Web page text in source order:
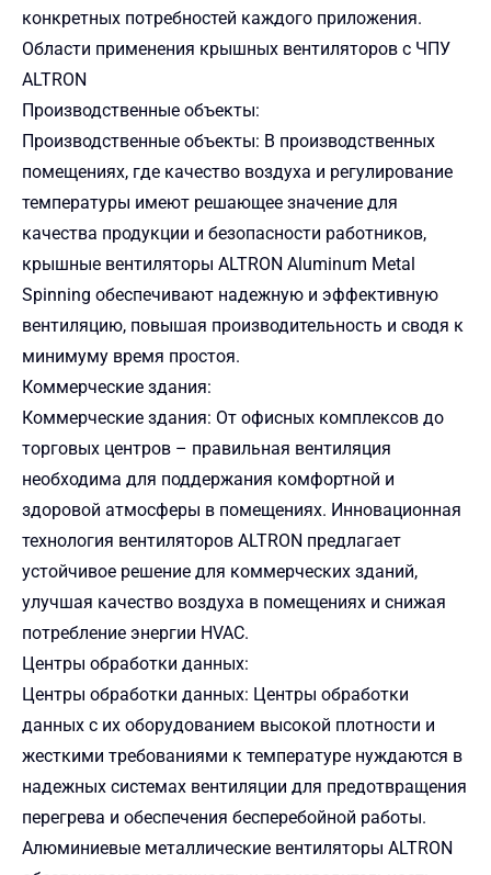
конкретных потребностей каждого приложения.
Области применения крышных вентиляторов с ЧПУ
ALTRON
Производственные объекты:
Производственные объекты: В производственных
помещениях, где качество воздуха и регулирование
температуры имеют решающее значение для
качества продукции и безопасности работников,
крышные вентиляторы ALTRON Aluminum Metal
Spinning обеспечивают надежную и эффективную
вентиляцию, повышая производительность и сводя к
минимуму время простоя.
Коммерческие здания:
Коммерческие здания: От офисных комплексов до
торговых центров – правильная вентиляция
необходима для поддержания комфортной и
здоровой атмосферы в помещениях. Инновационная
технология вентиляторов ALTRON предлагает
устойчивое решение для коммерческих зданий,
улучшая качество воздуха в помещениях и снижая
потребление энергии HVAC.
Центры обработки данных:
Центры обработки данных: Центры обработки
данных с их оборудованием высокой плотности и
жесткими требованиями к температуре нуждаются в
надежных системах вентиляции для предотвращения
перегрева и обеспечения бесперебойной работы.
Алюминиевые металлические вентиляторы ALTRON